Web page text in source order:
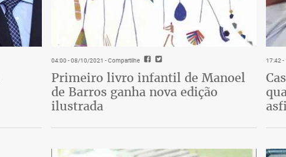
04:00 - 08/10/2021 - Compartilhe
Primeiro livro infantil de Manoel
de Barros ganha nova edição
ilustrada
17:42